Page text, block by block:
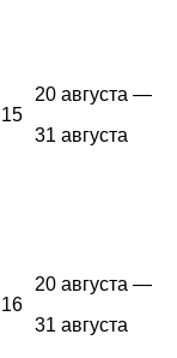
15
20 августа —
31 августа
16
20 августа —
31 августа